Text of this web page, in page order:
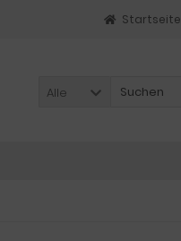
Startseite
Alle